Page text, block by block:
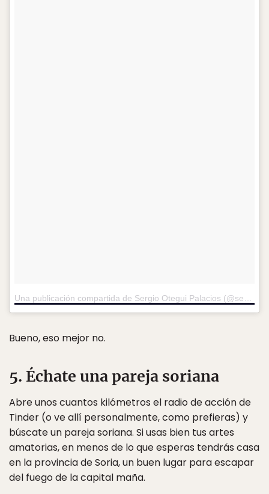
Bueno, eso mejor no.
5. Échate una pareja soriana
Abre unos cuantos kilómetros el radio de acción de
Tinder (o ve allí personalmente, como prefieras) y
búscate un pareja soriana. Si usas bien tus artes
amatorias, en menos de lo que esperas tendrás casa
en la provincia de Soria, un buen lugar para escapar
del fuego de la capital maña.